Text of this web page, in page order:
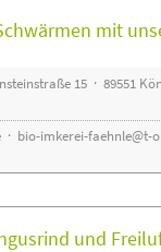
mit
15 · 89551
· bio-imkerei-faehnle@t-
und